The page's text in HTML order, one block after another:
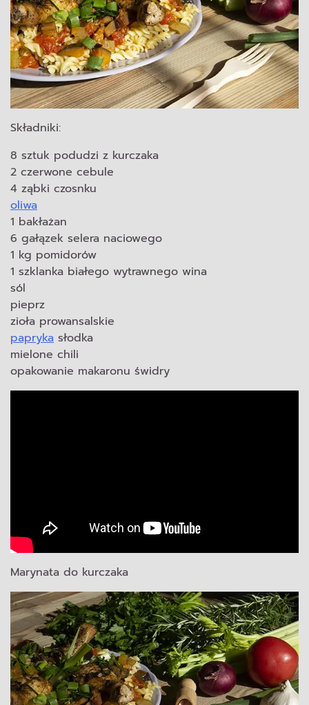
Składniki:
8 sztuk podudzi z kurczaka
2 czerwone cebule
4 ząbki czosnku
oliwa
1 bakłażan
6 gałązek selera naciowego
1 kg pomidorów
1 szklanka białego wytrawnego wina
sól
pieprz
zioła prowansalskie
papryka słodka
mielone chili
opakowanie makaronu świdry
Marynata do kurczaka